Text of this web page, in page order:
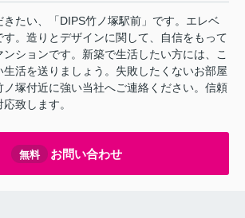
たい、「DIPS竹ノ塚駅前」です。エレベ
す。造りとデザインに関して、自信をもって
ションです。新築で生活したい方には、こ
生活を送りましょう。失敗したくないお部屋
塚付近に強い当社へご連絡ください。信頼
致します。
無料 お問い合わせ